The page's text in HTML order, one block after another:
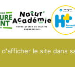
générales de vente
le site dans